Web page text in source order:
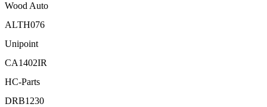
Wood Auto
ALTH076
Unipoint
CA1402IR
HC-Parts
DRB1230